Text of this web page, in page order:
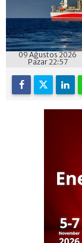
09 Ağustos 2026
Pazar 22:57